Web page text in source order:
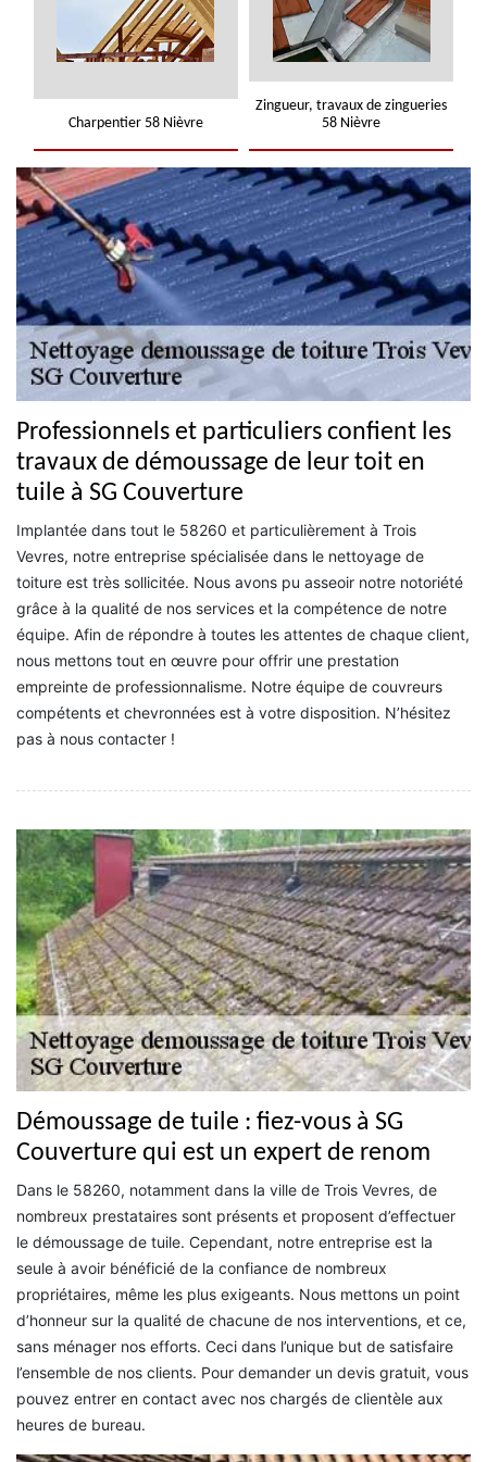
Charpentier 58 Nièvre
Zingueur, travaux de zingueries
58 Nièvre
Professionnels et particuliers confient les
travaux de démoussage de leur toit en
tuile à SG Couverture
Implantée dans tout le 58260 et particulièrement à Trois
Vevres, notre entreprise spécialisée dans le nettoyage de
toiture est très sollicitée. Nous avons pu asseoir notre notoriété
grâce à la qualité de nos services et la compétence de notre
équipe. Afin de répondre à toutes les attentes de chaque client,
nous mettons tout en œuvre pour offrir une prestation
empreinte de professionnalisme. Notre équipe de couvreurs
compétents et chevronnées est à votre disposition. N’hésitez
pas à nous contacter !
Démoussage de tuile : fiez-vous à SG
Couverture qui est un expert de renom
Dans le 58260, notamment dans la ville de Trois Vevres, de
nombreux prestataires sont présents et proposent d’effectuer
le démoussage de tuile. Cependant, notre entreprise est la
seule à avoir bénéficié de la confiance de nombreux
propriétaires, même les plus exigeants. Nous mettons un point
d’honneur sur la qualité de chacune de nos interventions, et ce,
sans ménager nos efforts. Ceci dans l’unique but de satisfaire
l’ensemble de nos clients. Pour demander un devis gratuit, vous
pouvez entrer en contact avec nos chargés de clientèle aux
heures de bureau.